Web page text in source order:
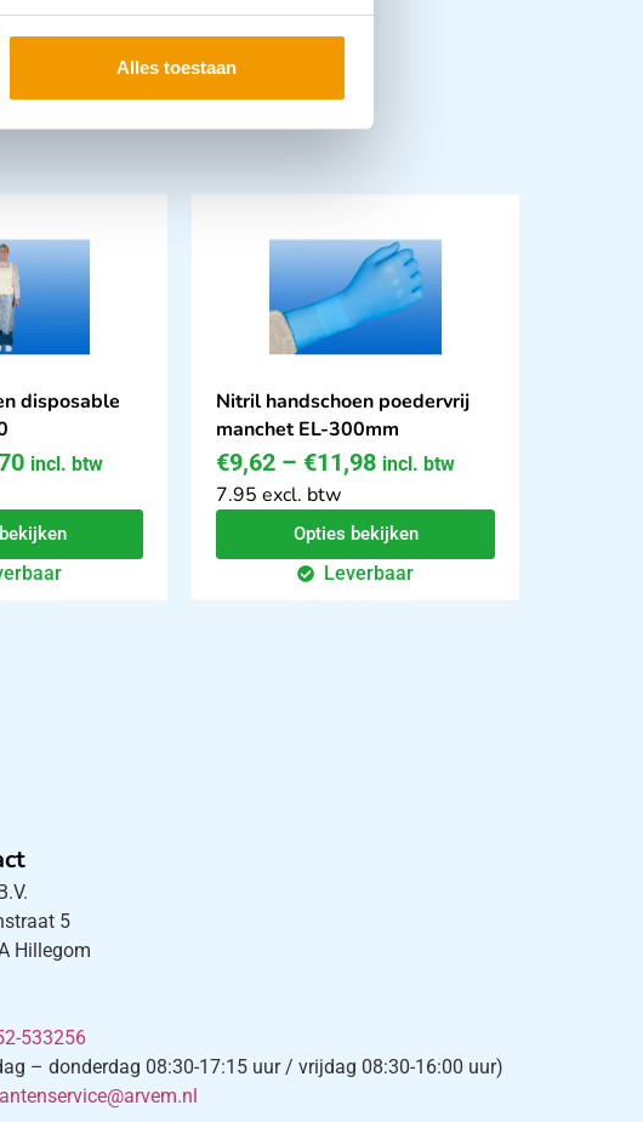
Alles toestaan
disposable
incl. btw
Nitril handschoen poedervrij
manchet EL-300mm
€9,62 – €11,98 incl. btw
7.95 excl. btw
Opties bekijken
Leverbaar
5
Hillegom
533256
– donderdag 08:30-17:15 uur / vrijdag 08:30-16:00 uur)
E-mail:
Schrijf je in voor de nieuwsbrief en ontvang elke 4
weken informatie over onze diensten, producten en